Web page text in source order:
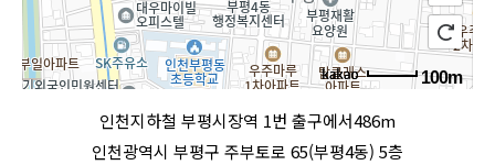
100m
인천지하철 부평시장역 1번 출구에서486m
인천광역시 부평구 주부토로 65(부평4동) 5층